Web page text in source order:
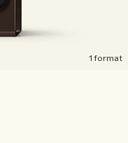
1 format